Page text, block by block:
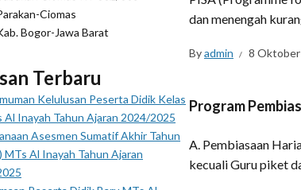
dan menengah
Byadmin 8 Oktober
Program
A. Pembiasaan
kecuali Guru piket
Ciomas
Bogor-Jawa Barat
Terbaru
Kelulusan Peserta Didik Kelas
Al Inayah Tahun Ajaran 2024/2025
Asesmen Sumatif Akhir Tahun
MTs Al Inayah Tahun Ajaran